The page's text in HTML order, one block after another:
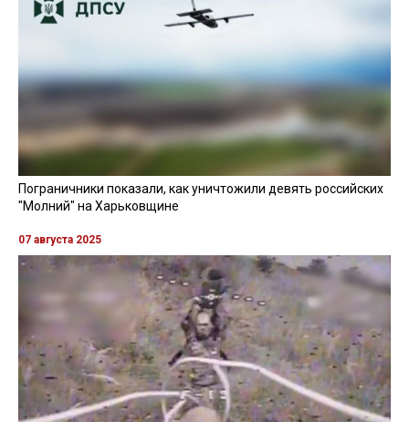
Пограничники показали, как уничтожили девять российских
"Молний" на Харьковщине
07 августа 2025